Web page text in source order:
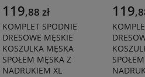
119,88 zł
KOMPLET SPODNIE
DRESOWE MĘSKIE
KOSZULKA MĘSKA
SPOŁEM MĘSKA Z
NADRUKIEM XL
119,